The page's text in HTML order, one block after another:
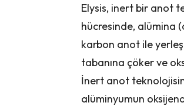
Elysis, inert bir anot
hücresinde, alümina
karbon anot ile
tabanına çöker ve
İnert anot
alüminyumun